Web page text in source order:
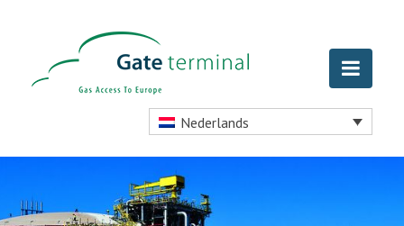
Nederlands